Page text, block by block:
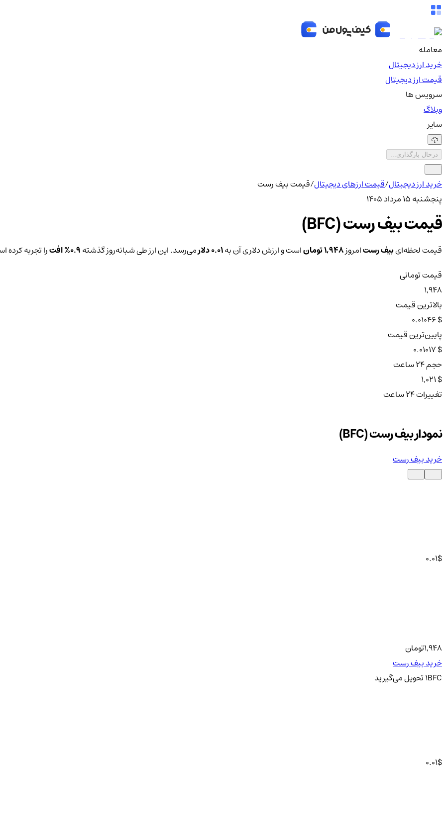
معامله
خرید ارز دیجیتال
قیمت ارز دیجیتال
سرویس ها
وبلاگ
سایر
درحال بارگذاری...
خرید ارز دیجیتال/قیمت ارزهای دیجیتال/قیمت بیف رست
پنجشنبه ۱۵ مرداد ۱۴۰۵
قیمت بیف رست (BFC)
قیمت لحظه‌ایبیف رستامروز1,948 تومان است و ارزش دلاری آن به0.01 دلار می‌رسد. این ارز طی شبانه‌روز گذشته0.9% افترا تجربه کرده
قیمت تومانی
1,948
بالاترین قیمت
$ 0.01046
پایین‌ترین قیمت
$ 0.01017
حجم ۲۴ ساعت
$ 1,021
تغییرات ۲۴ ساعت
نمودار بیف رست (BFC)
خرید بیف رست
0.01$
1,948تومان
خرید بیف رست
1BFC تحویلمی‌گیرید
0.01$